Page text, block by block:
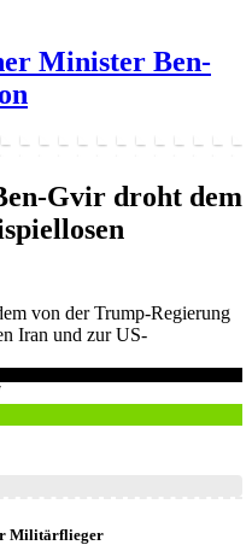
Minister Ben-
Gvir droht dem
von der Trump-Regierung
Iran und zur US-
Militärflieger